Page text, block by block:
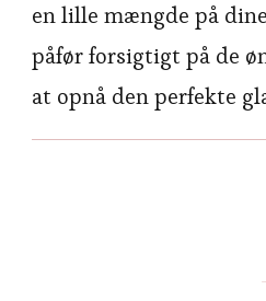
en lille mængde på
påfør forsigtigt på de
at opnå den perfekte